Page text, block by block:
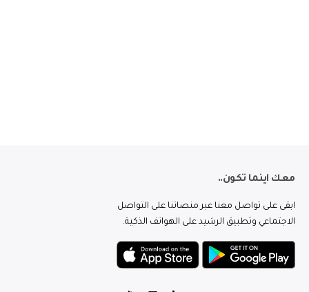
معك اينما تكون..
ابقى على تواصل معنا عبر منصاتنا على التواصل
الاجتماعي وتطبيق الرشيد على الهواتف الذكية.